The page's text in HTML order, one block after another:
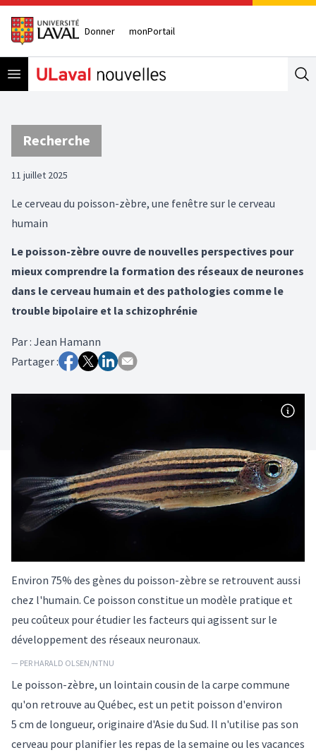
Donner monPortail
Open menu
Recherche
11 juillet 2025
Le cerveau du poisson-zèbre, une fenêtre sur le cerveau
humain
Le poisson-zèbre ouvre de nouvelles perspectives pour
mieux comprendre la formation des réseaux de neurones
dans le cerveau humain et des pathologies comme le
trouble bipolaire et la schizophrénie
Par: Jean Hamann
Partager :
Environ 75% des gènes du poisson-zèbre se retrouvent aussi
chez l'humain. Ce poisson constitue un modèle pratique et
peu coûteux pour étudier les facteurs qui agissent sur le
développement des réseaux neuronaux.
— PER HARALD OLSEN/NTNU
Le poisson-zèbre, un lointain cousin de la carpe commune
qu'on retrouve au Québec, est un petit poisson d'environ
5 cm de longueur, originaire d'Asie du Sud. Il n'utilise pas son
cerveau pour planifier les repas de la semaine ou les vacances